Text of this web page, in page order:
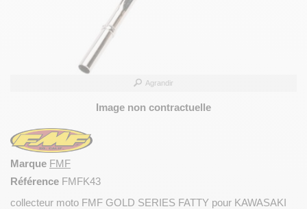
Agrandir
Image non contractuelle
Marque FMF
Référence FMFK43
collecteur moto FMF GOLD SERIES FATTY pour KAWASAKI